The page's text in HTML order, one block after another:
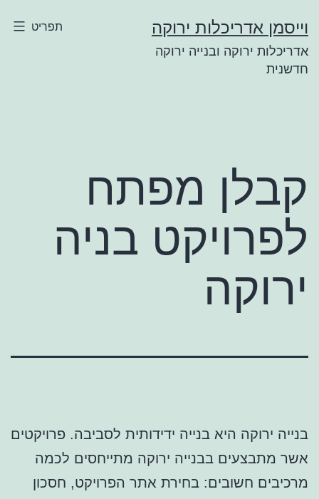
לתוכן
וייסמן אדריכלות ירוקה
אדריכלות ירוקה ובנייה ירוקה
חדשנית
תפריט
קבלן מפתח
לפרויקט בניה
ירוקה
בנייה ירוקה היא בנייה ידידותית לסביבה. פרויקטים
אשר מתבצעים בבנייה ירוקה מתייחסים לכמה
מרכיבים חשובים: בחירת אתר הפרויקט, חסכון